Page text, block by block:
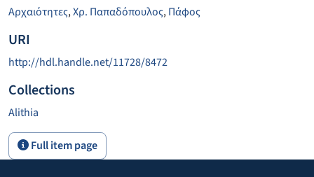
Αρχαιότητες,Χρ. Παπαδόπουλος,Πάφος
URI
http://hdl.handle.net/11728/8472
Collections
Alithia
Full item page